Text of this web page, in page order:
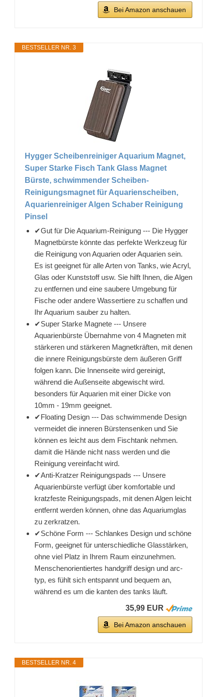
Bei Amazon anschauen
BESTSELLER NR. 3
Hygger Scheibenreiniger Aquarium Magnet,
Super Starke Fisch Tank Glass Magnet
Bürste, schwimmender Scheiben-
Reinigungsmagnet für Aquarienscheiben,
Aquarienreiniger Algen Schaber Reinigung
Pinsel
✔Gut für Die Aquarium-Reinigung --- Die Hygger
Magnetbürste könnte das perfekte Werkzeug für
die Reinigung von Aquarien oder Aquarien sein.
Es ist geeignet für alle Arten von Tanks, wie Acryl,
Glas oder Kunststoff usw. Sie hilft Ihnen, die Algen
zu entfernen und eine saubere Umgebung für
Fische oder andere Wassertiere zu schaffen und
Ihr Aquarium sauber zu halten.
✔Super Starke Magnete --- Unsere
Aquarienbürste Übernahme von 4 Magneten mit
stärkeren und stärkeren Magnetkräften, mit denen
die innere Reinigungsbürste dem äußeren Griff
folgen kann. Die Innenseite wird gereinigt,
während die Außenseite abgewischt wird.
besonders für Aquarien mit einer Dicke von
10mm - 19mm geeignet.
✔Floating Design --- Das schwimmende Design
vermeidet die inneren Bürstensenken und Sie
können es leicht aus dem Fischtank nehmen.
damit die Hände nicht nass werden und die
Reinigung vereinfacht wird.
✔Anti-Kratzer Reinigungspads --- Unsere
Aquarienbürste verfügt über komfortable und
kratzfeste Reinigungspads, mit denen Algen leicht
entfernt werden können, ohne das Aquariumglas
zu zerkratzen.
✔Schöne Form --- Schlankes Design und schöne
Form, geeignet für unterschiedliche Glasstärken,
ohne viel Platz in Ihrem Raum einzunehmen.
Menschenorientiertes handgriff design und arc-
typ, es fühlt sich entspannt und bequem an,
während es um die kanten des tanks läuft.
35,99 EUR
Bei Amazon anschauen
BESTSELLER NR. 4